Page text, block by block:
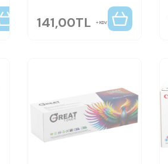
141,00TL KDV